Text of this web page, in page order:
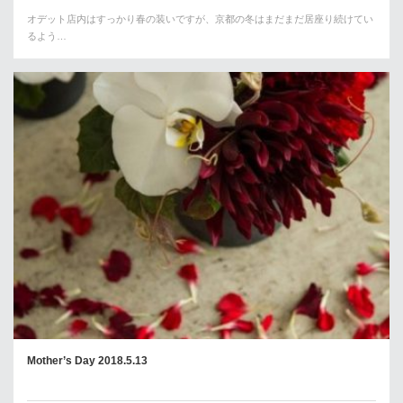
オデット店内はすっかり春の装いですが、京都の冬はまだまだ居座り続けてい
るよう…
Mother’s Day 2018.5.13